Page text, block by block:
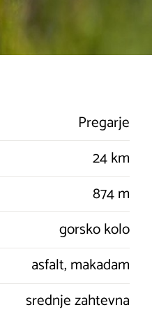
Pregarje
24 km
874 m
gorsko kolo
asfalt, makadam
srednje zahtevna